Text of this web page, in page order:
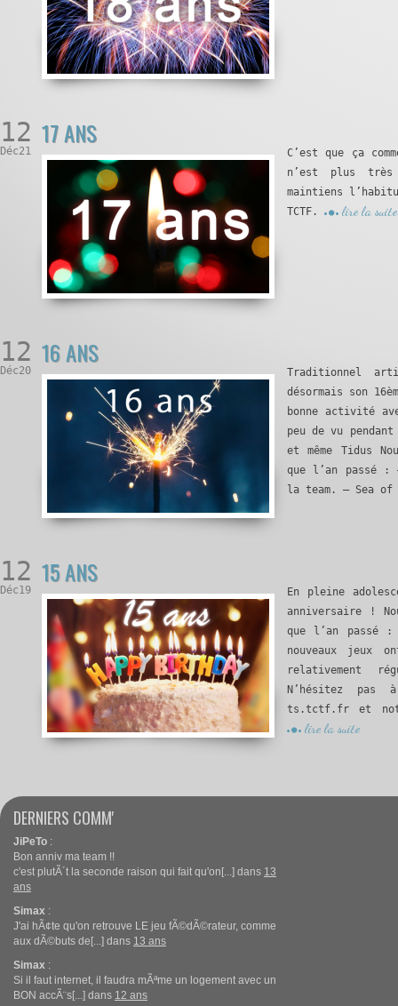
12
Déc21
17 ANS
C’est que ça
n’est plus
maintiens
TCTF.
lire la suite
12
Déc20
16 ANS
Traditionnel
désormais son
bonne activité
peu de vu
et même Tidus
que l’an passé
la team. – Sea of
12
Déc19
15 ANS
En pleine
anniversaire !
que l’an passé :
nouveaux jeux
relativement
N’hésitez pas
ts.tctf.fr et
lire la suite
DERNIERS COMM'
JiPeTo :
Bon anniv ma team !!
c'est plutÃ´t la seconde raison qui fait qu'on[...] dans 13
ans
Simax :
J'ai hÃ¢te qu'on retrouve LE jeu fÃ©dÃ©rateur, comme
aux dÃ©buts de[...] dans 13 ans
Simax :
Si il faut internet, il faudra mÃªme un logement avec un
BON accÃ¨s[...] dans 12 ans